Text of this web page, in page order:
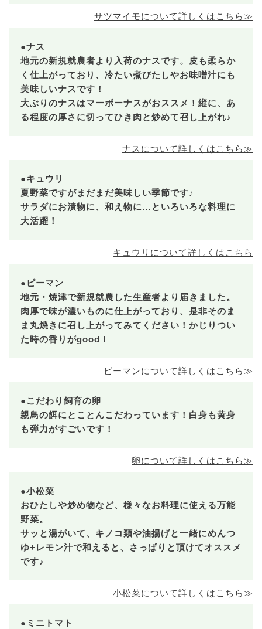
サツマイモについて詳しくはこちら≫
●ナス
地元の新規就農者より入荷のナスです。皮も柔らか
く仕上がっており、冷たい煮びたしやお味噌汁にも
美味しいナスです！
大ぶりのナスはマーボーナスがおススメ！縦に、あ
る程度の厚さに切ってひき肉と炒めて召し上がれ♪
ナスについて詳しくはこちら≫
●キュウリ
夏野菜ですがまだまだ美味しい季節です♪
サラダにお漬物に、和え物に…といろいろな料理に
大活躍！
キュウリについて詳しくはこちら
●ピーマン
地元・焼津で新規就農した生産者より届きました。
肉厚で味が濃いものに仕上がっており、是非そのま
ま丸焼きに召し上がってみてください！かじりつい
た時の香りがgood！
ピーマンについて詳しくはこちら≫
●こだわり飼育の卵
親鳥の餌にとことんこだわっています！白身も黄身
も弾力がすごいです！
卵について詳しくはこちら≫
●小松菜
おひたしや炒め物など、様々なお料理に使える万能
野菜。
サッと湯がいて、キノコ類や油揚げと一緒にめんつ
ゆ+レモン汁で和えると、さっぱりと頂けてオススメ
です♪
小松菜について詳しくはこちら≫
●ミニトマト